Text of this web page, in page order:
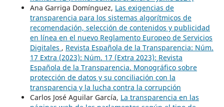
Ana Garriga Domínguez, Las exigencias de
transparencia para los sistemas algorítmicos de
recomendación, selección de contenidos y publicidad
en línea en el nuevo Reglamento Europeo de Servicios
Digitales , Revista Española de la Transparencia: Núm.
17 Extra (2023): Núm. 17 (Extra 2023): Revista
Española de la Transparencia. Monográfico sobre
protección de datos y su conciliación con la
transparencia y la lucha contra la corrupción
Carlos José Aguilar García, La transparencia en las